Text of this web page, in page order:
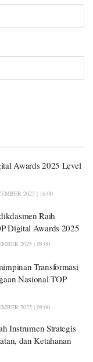
Awards 2025 Level
2025 | 16:00
Raih
Digital Awards 2025
2025 | 09:00
Transformasi
Nasional TOP
2025 | 09:00
Instrumen Strategis
dan Ketahanan